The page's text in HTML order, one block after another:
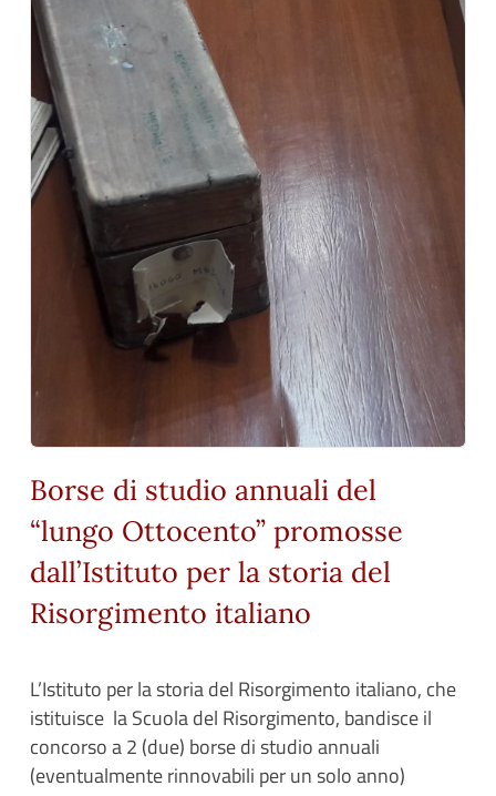
Borse di studio annuali del
“lungo Ottocento” promosse
dall’Istituto per la storia del
Risorgimento italiano
L’Istituto per la storia del Risorgimento italiano, che
istituisce la Scuola del Risorgimento, bandisce il
concorso a 2 (due) borse di studio annuali
(eventualmente rinnovabili per un solo anno)